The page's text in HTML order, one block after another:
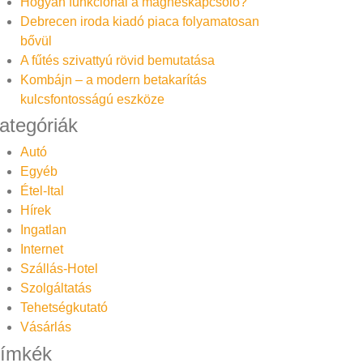
Debrecen iroda kiadó piaca folyamatosan
bővül
A fűtés szivattyú rövid bemutatása
Kombájn – a modern betakarítás
kulcsfontosságú eszköze
Autó
Egyéb
Étel-Ital
Hírek
Ingatlan
Internet
Szállás-Hotel
Szolgáltatás
Tehetségkutató
Vásárlás